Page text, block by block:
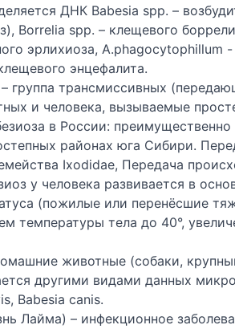
ДНК Babesia spp. –
Borrelia spp. – клещевого
эрлихиоза, A.phagocytophillum -
энцефалита.
группа трансмиссивных
и человека, вызываемые
в России:
районах юга Сибири.
Ixodidae, Передача
у человека развивается в
(пожилые или перенёсшие
температуры тела до 40°,
животные (собаки,
другими видами данных
Babesia canis.
Лайма) – инфекционное